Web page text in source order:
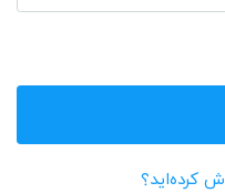
کرده‌اید؟